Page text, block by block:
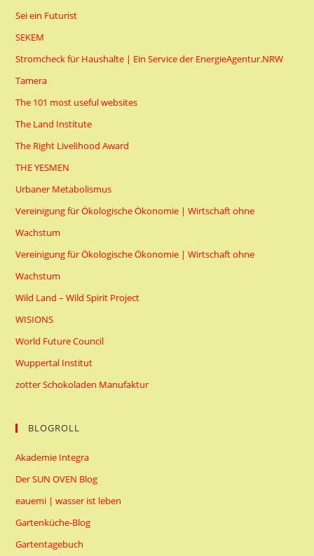
Sei ein Futurist
SEKEM
Stromcheck für Haushalte | Ein Service der EnergieAgentur.NRW
Tamera
The 101 most useful websites
The Land Institute
The Right Livelihood Award
THE YESMEN
Urbaner Metabolismus
Vereinigung für Ökologische Ökonomie | Wirtschaft ohne
Wachstum
Vereinigung für Ökologische Ökonomie | Wirtschaft ohne
Wachstum
Wild Land – Wild Spirit Project
WISIONS
World Future Council
Wuppertal Institut
zotter Schokoladen Manufaktur
BLOGROLL
Akademie Integra
Der SUN OVEN Blog
eauemi | wasser ist leben
Gartenküche-Blog
Gartentagebuch